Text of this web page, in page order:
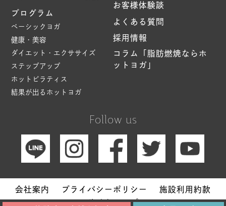
Follow us
プログラム
ベーシックヨガ
健康・美容
ダイエット・エクササイズ
ステップアップ
ホットピラティス
結果が出るホットヨガ
お客様体験談
よくある質問
採用情報
コラム「脂肪燃焼ならホ
ットヨガ」
会社案内 プライバシーポリシー
施設利用約款
サイトマップ